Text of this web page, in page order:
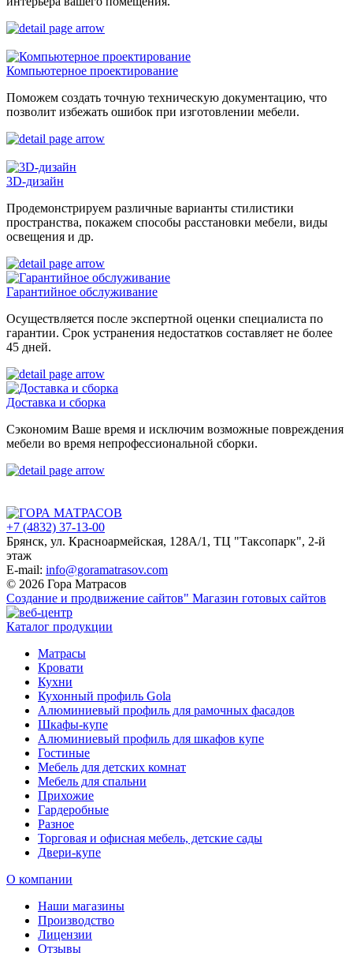
Компьютерное проектирование
Поможем создать точную техническую документацию, что
позволит избежать ошибок при изготовлении мебели.
3D-дизайн
Продемонстрируем различные варианты стилистики
пространства, покажем способы расстановки мебели, виды
освещения и др.
Гарантийное обслуживание
Осуществляется после экспертной оценки специалиста по
гарантии. Срок устранения недостатков составляет не более
45 дней.
Доставка и сборка
Сэкономим Ваше время и исключим возможные повреждения
мебели во время непрофессиональной сборки.
+7 (4832) 37-13-00
Брянск, ул. Красноармейская, 128А/1, ТЦ "Таксопарк", 2-й
этаж
E-mail: info@goramatrasov.com
© 2026 Гора Матрасов
Создание и продвижение сайтов" Магазин готовых сайтов
Каталог продукции
Матрасы
Кровати
Кухни
Кухонный профиль Gola
Алюминиевый профиль для рамочных фасадов
Шкафы-купе
Алюминиевый профиль для шкафов купе
Гостиные
Мебель для детских комнат
Мебель для спальни
Прихожие
Гардеробные
Разное
Торговая и офисная мебель, детские сады
Двери-купе
О компании
Наши магазины
Производство
Лицензии
Отзывы